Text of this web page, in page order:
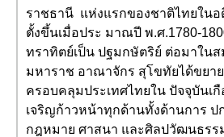
ราชธานี แห่งแรกของชาติไทยในอ
ตั้งขึ้นเมื่อประ มาณปี พ.ศ.1780-
ทราทิตย์เป็น ปฐมกษัตริย์ ต่อมาใน
มหาราช อาณาจักร สุโขทัยได้ขยา
ครอบคลุมประเทศไทยใน ปัจจุบันเ
เจริญก้าวหน้าทุกด้านทั้งด้านการ
กฎหมาย ศาสนา และศิลปวัฒนธรร